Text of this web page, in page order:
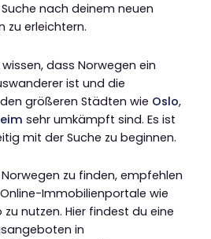
nach deinem neuen
zu erleichtern.
dass Norwegen ein
ist und die
größeren Städten wie Oslo,
sehr umkämpft sind. Es ist
mit der Suche zu beginnen.
zu finden, empfehlen
Immobilienportale wie
zu nutzen. Hier findest du eine
in